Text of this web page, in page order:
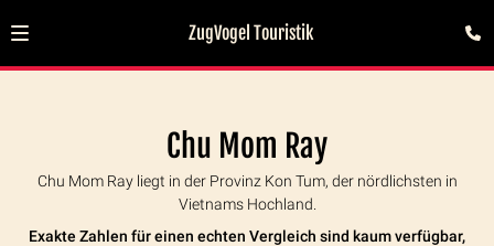
ZugVogel Touristik
Chu Mom Ray
Chu Mom Ray liegt in der Provinz Kon Tum, der nördlichsten in
Vietnams Hochland.
Exakte Zahlen für einen echten Vergleich sind kaum verfügbar,